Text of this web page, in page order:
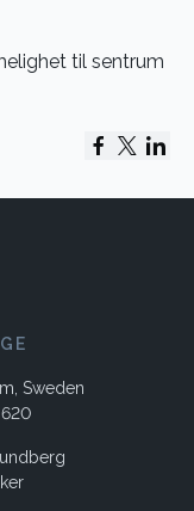
til sentrum
Sweden